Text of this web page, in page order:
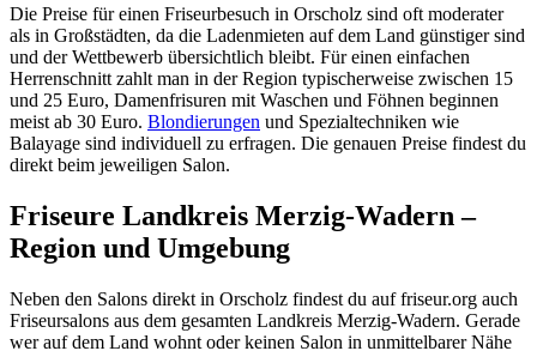
Die Preise für einen Friseurbesuch in Orscholz sind oft moderater
als in Großstädten, da die Ladenmieten auf dem Land günstiger sind
und der Wettbewerb übersichtlich bleibt. Für einen einfachen
Herrenschnitt zahlt man in der Region typischerweise zwischen 15
und 25 Euro, Damenfrisuren mit Waschen und Föhnen beginnen
meist ab 30 Euro. Blondierungen und Spezialtechniken wie
Balayage sind individuell zu erfragen. Die genauen Preise findest du
direkt beim jeweiligen Salon.
Friseure Landkreis Merzig-Wadern –
Region und Umgebung
Neben den Salons direkt in Orscholz findest du auf friseur.org auch
Friseursalons aus dem gesamten Landkreis Merzig-Wadern. Gerade
wer auf dem Land wohnt oder keinen Salon in unmittelbarer Nähe